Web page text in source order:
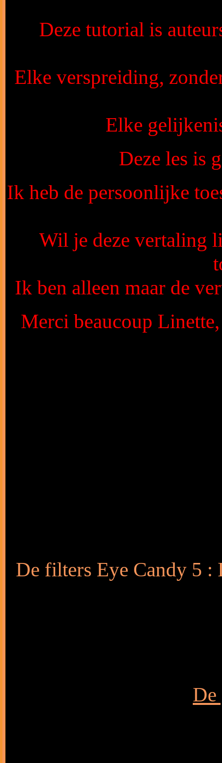
Deze tutorial is
Elke verspreiding,
Elke
Deze les is
Ik heb de persoonlijke
Wil je deze vertaling
Ik ben alleen maar de
Merci beaucoup
De filters Eye Candy 5
De